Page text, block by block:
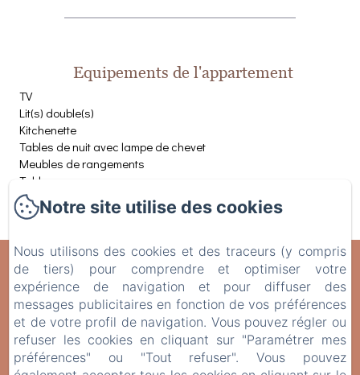
Equipements de l'appartement
TV
Lit(s) double(s)
Kitchenette
Tables de nuit avec lampe de chevet
Meubles de rangements
Table
Voir toutes les commodités
Domaine de Fontenelay
Mentions légales
Domaine de Fontenelay, Gezier & Fontenelay, 70700, France
cris.alix@orange.fr
+33 6 42 72 14 76
Le Domaine de Fontenelay
Notre site utilise des cookies
Nous utilisons des cookies et des traceurs (y compris
de tiers) pour comprendre et optimiser votre
expérience de navigation et pour diffuser des
messages publicitaires en fonction de vos préférences
et de votre profil de navigation. Vous pouvez régler ou
refuser les cookies en cliquant sur "Paramétrer mes
préférences" ou "Tout refuser". Vous pouvez